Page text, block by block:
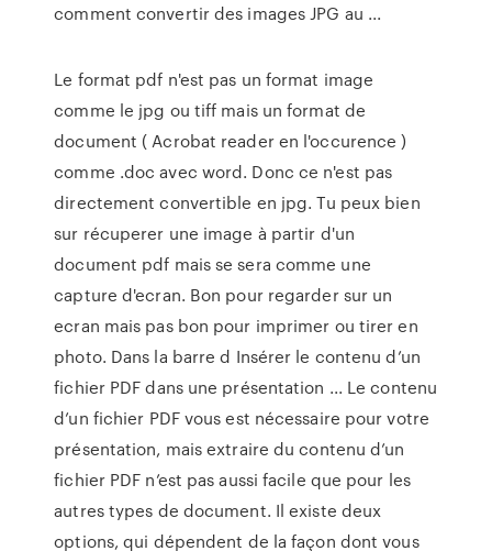
comment convertir des images JPG au ...
Le format pdf n'est pas un format image
comme le jpg ou tiff mais un format de
document ( Acrobat reader en l'occurence )
comme .doc avec word. Donc ce n'est pas
directement convertible en jpg. Tu peux bien
sur récuperer une image à partir d'un
document pdf mais se sera comme une
capture d'ecran. Bon pour regarder sur un
ecran mais pas bon pour imprimer ou tirer en
photo. Dans la barre d Insérer le contenu d’un
fichier PDF dans une présentation ... Le contenu
d’un fichier PDF vous est nécessaire pour votre
présentation, mais extraire du contenu d’un
fichier PDF n’est pas aussi facile que pour les
autres types de document. Il existe deux
options, qui dépendent de la façon dont vous